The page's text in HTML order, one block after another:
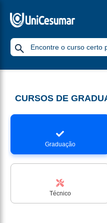
CURSOS DE
Graduação
Técnico